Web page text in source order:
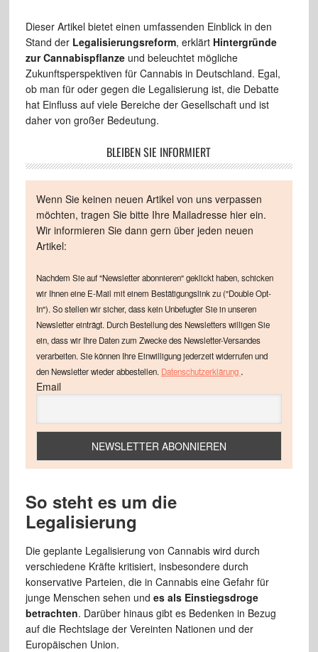
Dieser Artikel bietet einen umfassenden Einblick in den
Stand der Legalisierungsreform, erklärt Hintergründe
zur Cannabispflanzeund beleuchtet mögliche
Zukunftsperspektiven für Cannabis in Deutschland. Egal,
ob man für oder gegen die Legalisierung ist, die Debatte
hat Einfluss auf viele Bereiche der Gesellschaft und ist
daher von großer Bedeutung.
BLEIBEN SIE INFORMIERT
Wenn Sie keinen neuen Artikel von uns verpassen
möchten, tragen Sie bitte Ihre Mailadresse hier ein.
Wir informieren Sie dann gern über jeden neuen
Artikel:
Nachdem Sie auf "Newsletter abonnieren" geklickt haben, schicken
wir Ihnen eine E-Mail mit einem Bestätigungslink zu ("Double Opt-
In"). So stellen wir sicher, dass kein Unbefugter Sie in unseren
Newsletter einträgt. Durch Bestellung des Newsletters willigen Sie
ein, dass wir Ihre Daten zum Zwecke des Newsletter-Versandes
verarbeiten. Sie können Ihre Einwilligung jederzeit widerrufen und
den Newsletter wieder abbestellen. Datenschutzerklärung .
Email
So steht es um die
Legalisierung
Die geplante Legalisierung von Cannabis wird durch
verschiedene Kräfte kritisiert, insbesondere durch
konservative Parteien, die in Cannabis eine Gefahr für
junge Menschen sehen und es als Einstiegsdroge
betrachten. Darüber hinaus gibt es Bedenken in Bezug
auf die Rechtslage der Vereinten Nationen und der
Europäischen Union.